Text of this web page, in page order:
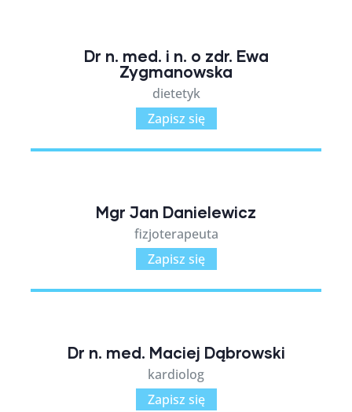
Dr n. med. i n. o zdr. Ewa
Zygmanowska
dietetyk
Zapisz się
Mgr Jan Danielewicz
fizjoterapeuta
Zapisz się
Dr n. med. Maciej Dąbrowski
kardiolog
Zapisz się